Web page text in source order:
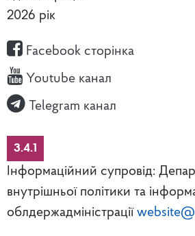
2026 рік
Facebook сторінка
Youtube канал
Telegram канал
3.4.1
Інформаційний супровід:
внутрішньої політики та
облдержадміністрації